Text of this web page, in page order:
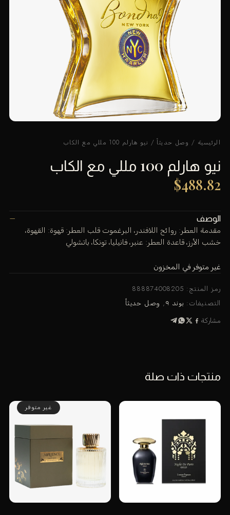
الرئيسية / وصل حديثاً / نيو هارلم 100 مللي مع الكاب
نيو هارلم 100 مللي مع الكاب
$488.82
الوصف
مقدمة العطر: روائح اللافندر، البرغموت قلب العطر: قهوة: القهوة،
خشب الأرز، قاعدة العطر: عنبر، فانيليا، تونكا، باتشولي
غير متوفر في المخزون
رمز المنتج: 888874008205
التصنيفات: بوند ٩ , وصل حديثاً
مشاركة
منتجات ذات صلة
غير متوفر